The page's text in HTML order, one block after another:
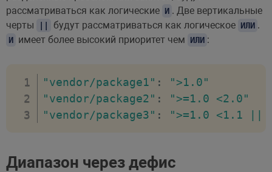
рассматриваться как логические И . Две вертикальные
черты
будут рассматриваться как логическое ИЛИ .
И имеет более высокий приоритет чем ИЛИ :
"vendor/package1" :
">1.0"
"vendor/package2" :
">=1.0 <2.0"
"vendor/package3" : ">=1.0 <1.1 ||
Диапазон через дефис